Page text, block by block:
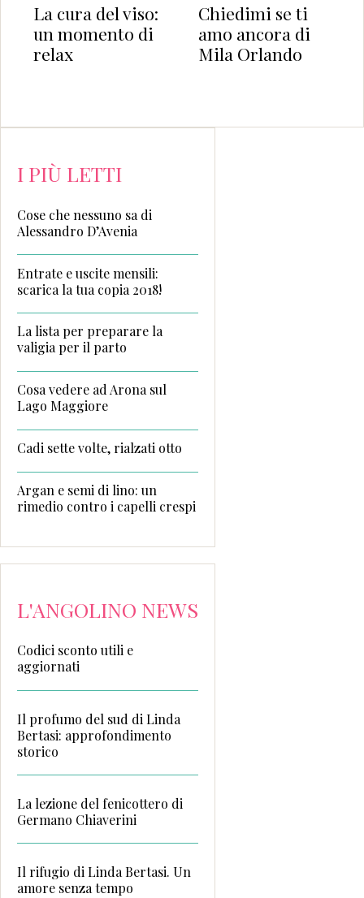
La cura del viso:
un momento di
relax
Chiedimi se ti
amo ancora di
Mila Orlando
I PIÙ LETTI
Cose che nessuno sa di
Alessandro D’Avenia
Entrate e uscite mensili:
scarica la tua copia 2018!
La lista per preparare la
valigia per il parto
Cosa vedere ad Arona sul
Lago Maggiore
Cadi sette volte, rialzati otto
Argan e semi di lino: un
rimedio contro i capelli crespi
L'ANGOLINO NEWS
Codici sconto utili e
aggiornati
Il profumo del sud di Linda
Bertasi: approfondimento
storico
La lezione del fenicottero di
Germano Chiaverini
Il rifugio di Linda Bertasi. Un
amore senza tempo